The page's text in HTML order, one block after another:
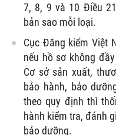
7, 8, 9 và 10 Điều
bản sao mỗi loại.
Cục Đăng kiểm Việt
nếu hồ sơ không
Cơ sở sản xuất,
bảo hành, bảo
theo quy định thì
hành kiểm tra, đánh
bảo dưỡng.